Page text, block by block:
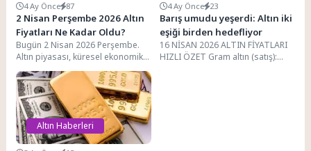
4 Ay Önce 87
2 Nisan Perşembe 2026 Altın
Fiyatları Ne Kadar Oldu?
Bugün 2 Nisan 2026 Perşembe.
Altın piyasası, küresel ekonomik
belirsizlikler ve merkez
bankalarının artan talebiyle...
4 Ay Önce 23
Barış umudu yeşerdi: Altın iki
eşiği birden hedefliyor
16 NİSAN 2026 ALTIN FİYATLARI
HIZLI ÖZET Gram altın (satış):
Altın Haberleri